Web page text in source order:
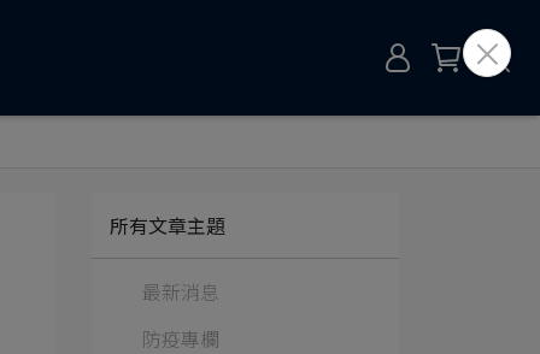
所有文章主題
最新消息
防疫專欄